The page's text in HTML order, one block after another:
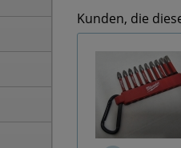
Kunden, die